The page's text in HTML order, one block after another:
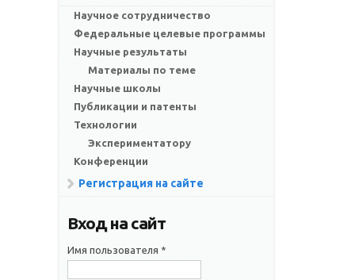
Научное сотрудничество
Федеральные целевые программы
Научные результаты
Материалы по теме
Научные школы
Публикации и патенты
Технологии
Экспериментатору
Конференции
Регистрация на сайте
Вход на сайт
Имя пользователя *